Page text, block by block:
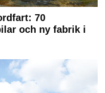
70
och ny fabrik i